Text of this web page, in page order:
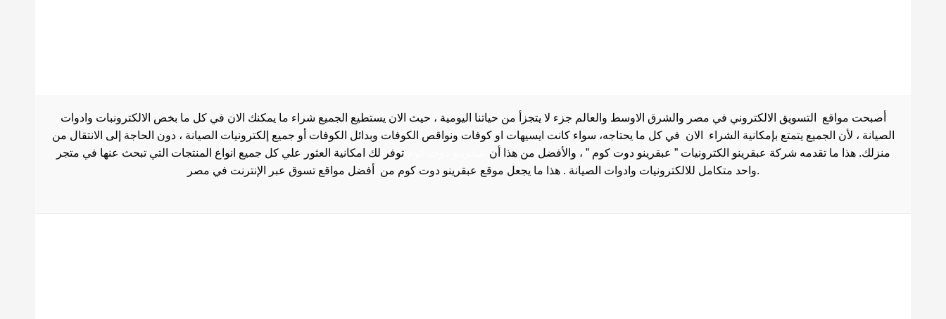
أصبحت مواقع التسويق الالكتروني في مصر والشرق الاوسط والعالم جزء لا يتجزأ من حياتنا اليومية ، حيث الان يستطيع الجميع شراء ما يمكنك الان في كل ما بخص الالكترونبات وادوات
الصيانة ، لأن الجميع يتمتع بإمكانية الشراء الان في كل ما يحتاجه، سواء كانت ايسيهات او كوفات ونواقص الكوفات وبدائل الكوفات أو جميع إلكترونيات الصيانة ، دون الحاجة إلى الانتقال من
منزلك. هذا ما تقدمه شركة عبقرينو الكترونيات ” عبقرينو دوت كوم ” ، والأفضل من هذا أن
توفر لك امكانية العثور علي كل جميع انواع المنتجات التي تبحث عنها في متجر
واحد متكامل للالكترونيات وادوات الصيانة . هذا ما يجعل موقع عبقرينو دوت كوم من أفضل مواقع تسوق عبر الإنترنت في مصر.